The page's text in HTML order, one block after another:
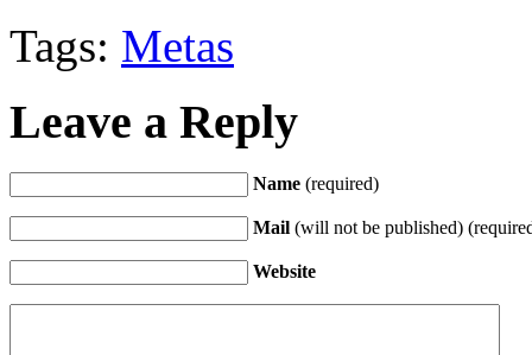
Tags: Metas
Leave a Reply
Name (required)
Mail (will not be published)
Website